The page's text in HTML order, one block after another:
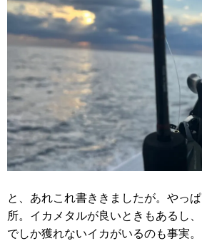
と、あれこれ書ききましたが。やっ
所。イカメタルが良いときもあるし
でしか獲れないイカがいるのも事実。